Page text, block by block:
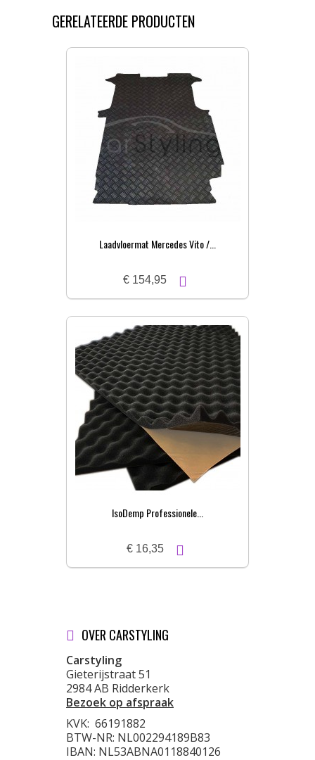
GERELATEERDE PRODUCTEN
Laadvloermat Mercedes Vito /...
€ 154,95
IsoDemp Professionele...
€ 16,35
OVER CARSTYLING
Carstyling
Gieterijstraat 51
2984 AB Ridderkerk
Bezoek op afspraak
KVK: 66191882
BTW-NR: NL002294189B83
IBAN: NL53ABNA0118840126